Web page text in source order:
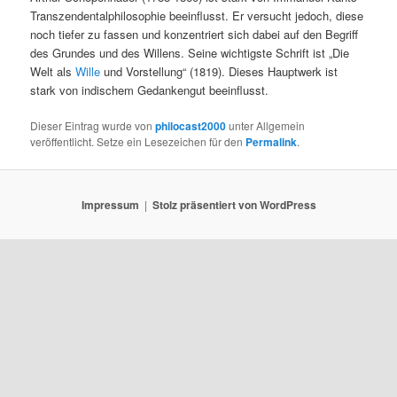
Transzendentalphilosophie beeinflusst. Er versucht jedoch, diese
noch tiefer zu fassen und konzentriert sich dabei auf den Begriff
des Grundes und des Willens. Seine wichtigste Schrift ist „Die
Welt alsWille und Vorstellung“ (1819). Dieses Hauptwerk ist
stark von indischem Gedankengut beeinflusst.
Dieser Eintrag wurde vonphilocast2000unter Allgemein
veröffentlicht. Setze ein Lesezeichen für den Permalink.
Impressum Stolz präsentiert von WordPress